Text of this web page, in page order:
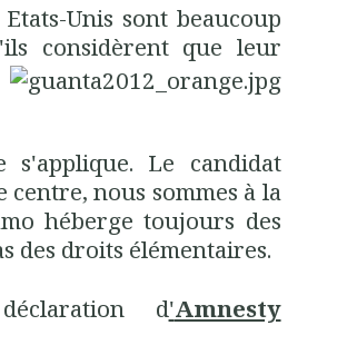
Unis sont beaucoup
considèrentque leur
Le candidat
nous sommes à la
héberge toujours des
des droits élémentaires.
d'Amnesty